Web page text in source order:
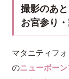
撮影のあ
お宮参り
マタニティフ
のニューボー